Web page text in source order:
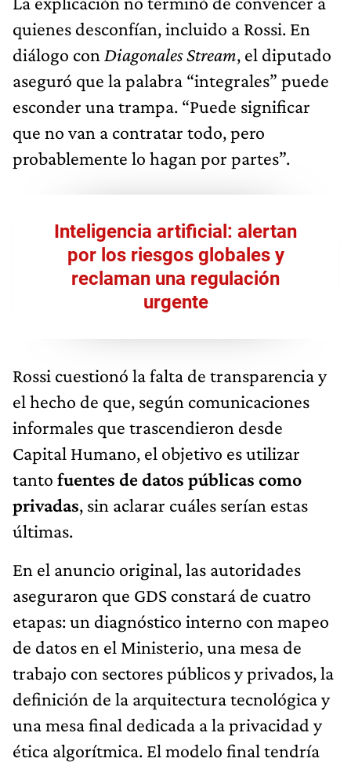
quienes desconfían, incluido a Rossi. En
diálogo con Diagonales Stream, el diputado
aseguró que la palabra “integrales” puede
esconder una trampa. “Puede significar
que no van a contratar todo, pero
probablemente lo hagan por partes”.
Inteligencia artificial: alertan
por los riesgos globales y
reclaman una regulación
urgente
Rossi cuestionó la falta de transparencia y
el hecho de que, según comunicaciones
informales que trascendieron desde
Capital Humano, el objetivo es utilizar
tanto fuentes de datos públicas como
privadas, sin aclarar cuáles serían estas
últimas.
En el anuncio original, las autoridades
aseguraron que GDS constará de cuatro
etapas: un diagnóstico interno con mapeo
de datos en el Ministerio, una mesa de
trabajo con sectores públicos y privados, la
definición de la arquitectura tecnológica y
una mesa final dedicada a la privacidad y
ética algorítmica. El modelo final tendría